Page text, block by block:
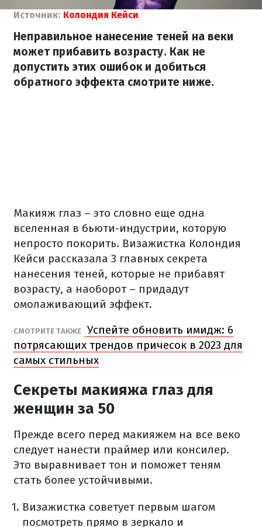
Источник: Колондия Кейси
Неправильное нанесение теней на веки
может прибавить возрасту. Как не
допустить этих ошибок и добиться
обратного эффекта смотрите ниже.
Макияж глаз – это словно еще одна
вселенная в бьюти-индустрии, которую
непросто покорить. Визажистка Колондия
Кейси рассказала 3 главных секрета
нанесения теней, которые не прибавят
возрасту, а наоборот – придадут
омолаживающий эффект.
СМОТРИТЕ ТАКЖЕ
Успейте обновить имидж: 6
потрясающих трендов причесок в 2023 для
самых стильных
Секреты макияжа глаз для
женщин за 50
Прежде всего перед макияжем на все веко
следует нанести праймер или консилер.
Это выравнивает тон и поможет теням
стать более устойчивыми.
Визажистка советует первым шагом
посмотреть прямо в зеркало и